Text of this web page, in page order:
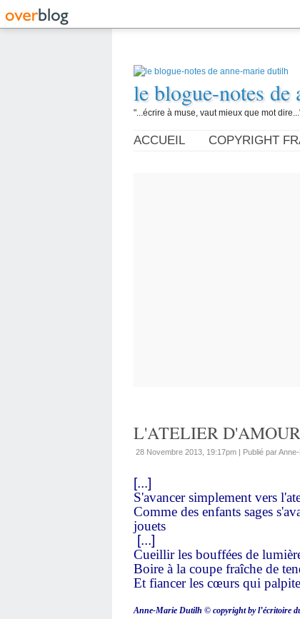
le blogue-notes
"...écrire à muse, vaut mieux que mot
ACCUEIL COPYRIGHT
L'ATELIER D'AMOUR
28 Novembre 2013, 19:17pm | Publié par
[...]
S'avancer simplement vers
Comme des enfants sages
jouets
[...]
Cueillir les bouffées de
Boire à la coupe fraîche de
Et fiancer les cœurs qui
Anne-Marie Dutilh © copyright by l’écritoire